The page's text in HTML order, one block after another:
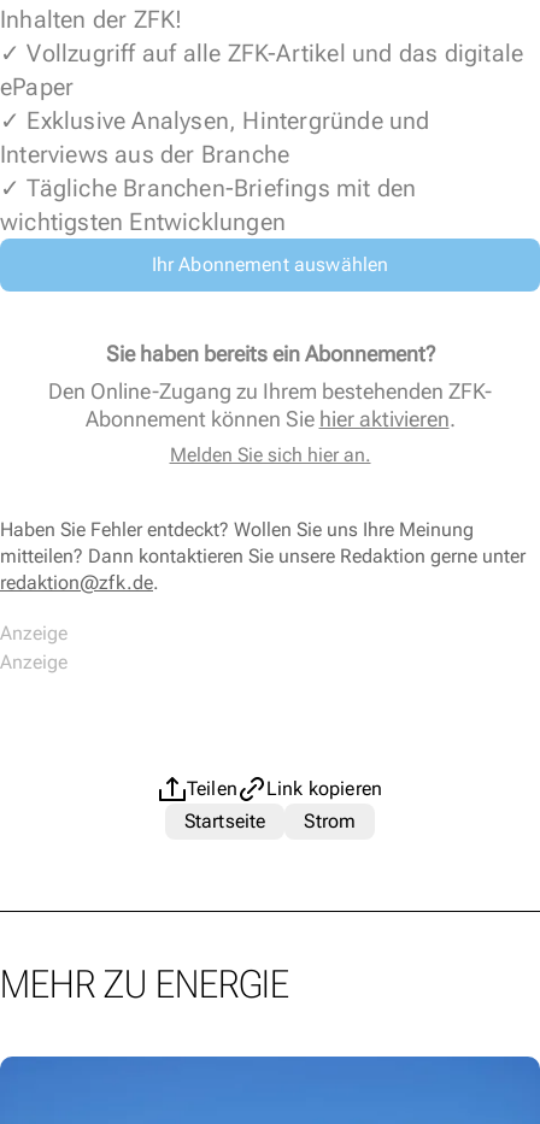
Inhalten der ZFK!
✓ Vollzugriff auf alle ZFK-Artikel und das digitale
ePaper
✓ Exklusive Analysen, Hintergründe und
Interviews aus der Branche
✓ Tägliche Branchen-Briefings mit den
wichtigsten Entwicklungen
Ihr Abonnement auswählen
Sie haben bereits ein Abonnement?
Den Online-Zugang zu Ihrem bestehenden ZFK-
Abonnement können Sie hier aktivieren.
Melden Sie sich hier an.
Haben Sie Fehler entdeckt? Wollen Sie uns Ihre Meinung
mitteilen? Dann kontaktieren Sie unsere Redaktion gerne unter
redaktion@zfk.de.
Teilen
Link kopieren
Startseite
Strom
MEHR ZU ENERGIE